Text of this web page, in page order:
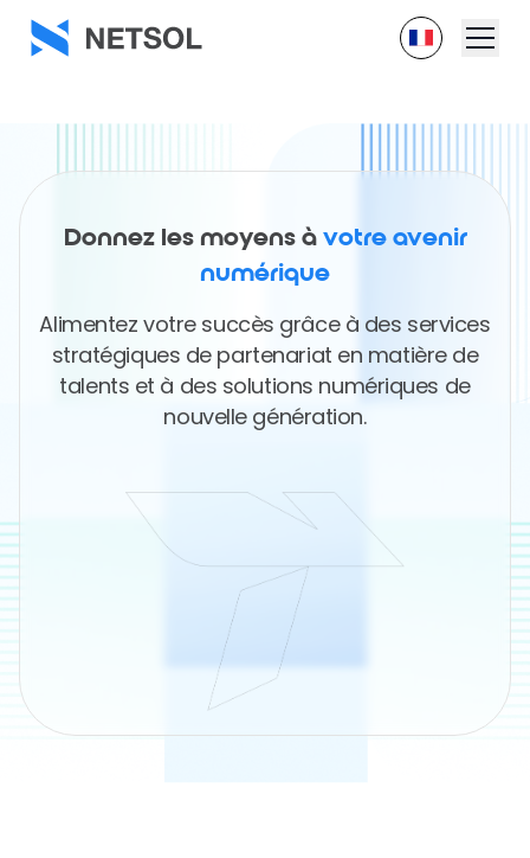
Donnez les moyens àvotre avenir
numérique
Alimentez votre succès grâce à des services
stratégiques de partenariat en matière de
talents et à des solutions numériques de
nouvelle génération.